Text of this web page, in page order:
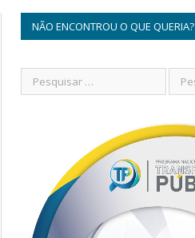
NÃO ENCONTROU O QUE QUERIA?